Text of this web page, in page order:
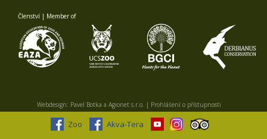
Členství | Member of
Webdesign: Pavel Botka a Agionet s.r.o. | Prohlášení o přístupnosti
Zoo Akva-Tera